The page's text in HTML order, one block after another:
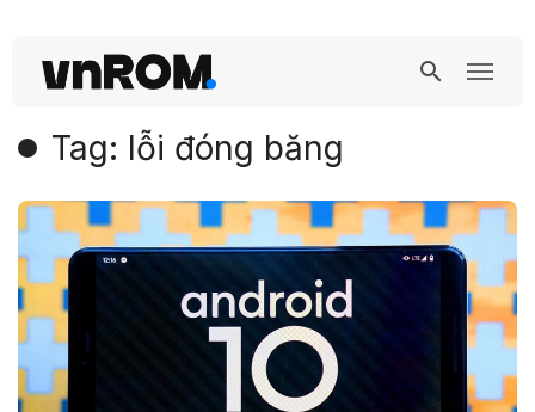
Tag: lỗi đóng băng